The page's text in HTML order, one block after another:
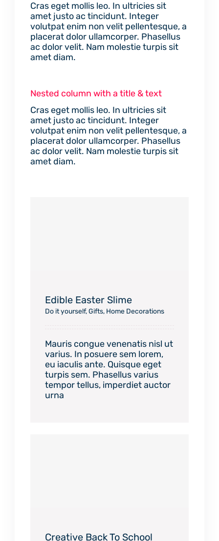
Cras eget mollis leo. In ultricies sit
amet justo ac tincidunt. Integer
volutpat enim non velit pellentesque, a
placerat dolor ullamcorper. Phasellus
ac dolor velit. Nam molestie turpis sit
amet diam.
Nested column with a title & text
Cras eget mollis leo. In ultricies sit
amet justo ac tincidunt. Integer
volutpat enim non velit pellentesque, a
placerat dolor ullamcorper. Phasellus
ac dolor velit. Nam molestie turpis sit
amet diam.
Edible Easter Slime
Do it yourself,Gifts, Home Decorations
Mauris congue venenatis nisl ut
varius. In posuere sem lorem,
eu iaculis ante. Quisque eget
turpis sem. Phasellus varius
tempor tellus, imperdiet auctor
urna
Creative Back To School